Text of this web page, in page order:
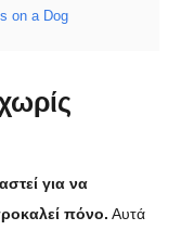
on a Dog
για να
πόνο. Αυτά